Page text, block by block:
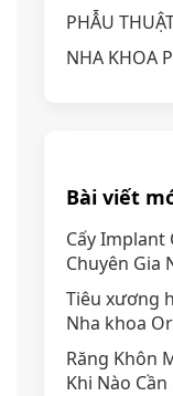
PHẪU
NHA KHOA
Bài viết
Cấy Implant
Chuyên Gia
Tiêu xương
Nha khoa
Răng Khôn
Khi Nào